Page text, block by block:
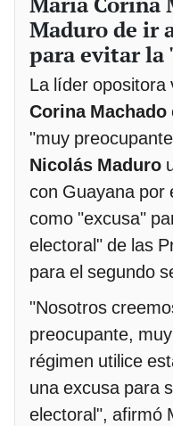
Maduro de ir
para evitar
La líder opositora
Corina Machado
"muy
Nicolás Maduro
con Guayana por
como "excusa"
electoral" de las
para el segundo
"Nosotros
preocupante,
régimen utilice
una excusa para
electoral", afirmó